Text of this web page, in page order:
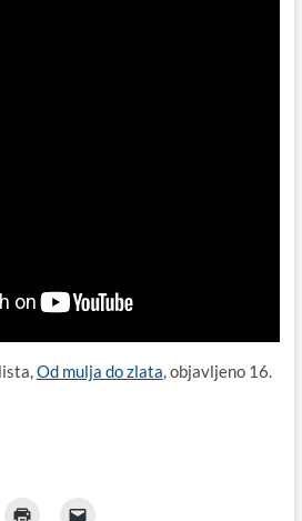
Od mulja do zlata, objavljeno 16.